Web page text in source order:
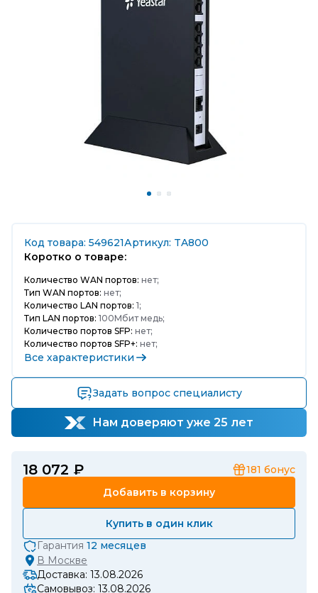
Код товара: 549621Артикул: TA800
Коротко о товаре:
Количество WAN портов: нет;
Тип WAN портов: нет;
Количество LAN портов: 1;
Тип LAN портов: 100Мбит медь;
Количество портов SFP: нет;
Количество портов SFP+: нет;
Все характеристики
Задать вопрос специалисту
Нам доверяют уже 25 лет
18 072 ₽ 181 бонус
Добавить в корзину
Купить в один клик
Гарантия 12 месяцев
В Москве
Доставка: 13.08.2026
Самовывоз: 13.08.2026